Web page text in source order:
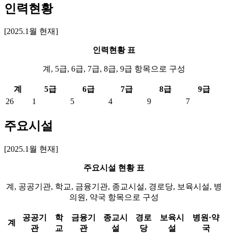
인력현황
[2025.1월 현재]
인력현황 표
계, 5급, 6급, 7급, 8급, 9급 항목으로 구성
계 5급 6급 7급 8급
9급
26
1 5 4 9 7
주요시설
[2025.1월 현재]
주요시설 현황 표
계, 공공기관, 학교, 금융기관, 종교시설, 경로당, 보육시설, 병
의원, 약국 항목으로 구성
계
공공기
관
학
교
금융기
관
종교시
설
경로
당
보육시
설
병원·약
국